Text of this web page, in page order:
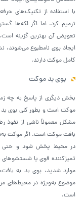
با استفاده از تکنیک‌های
ترمیم کرد. اما اگر لکه‌ها
تعویض آن بهترین گزینه
ایجاد بوی نامطبوع می‌شوند،
کامل موکت دارند.
بوی بد موکت
بخش دیگری از پاسخ به چه
موکت است و بطور کلی بوی
مشکل معمولاً ناشی از نفوذ
بافت موکت است. اگر موکت
در محیط پخش شود و حتی با
تمیزکننده قوی یا
موارد شدید، بوی بد به
موضوع به‌ویژه در محیط‌های
است.